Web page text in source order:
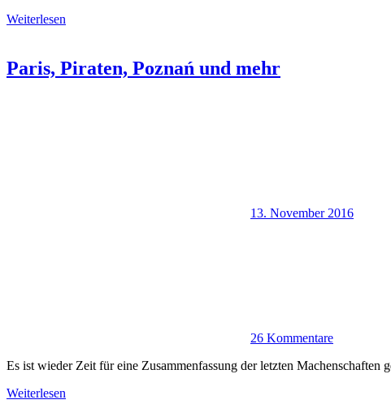
Weiterlesen
Paris, Piraten, Poznań und mehr
13. November 2016
26 Kommentare
Es ist wieder Zeit für eine Zusammenfassung der letzten Machenschaften
Weiterlesen